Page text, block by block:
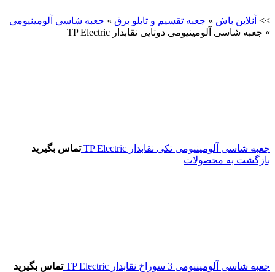
>> آنلاین باش » جعبه تقسیم و تابلو برق » جعبه شاسی آلومینیومی
» جعبه شاسی آلومینیومی دوتایی نقابدار TP Electric
جعبه شاسی آلومینیومی تکی نقابدار TP Electric
تماس بگیرید
بازگشت به محصولات
جعبه شاسی آلومینیومی 3 سوراخ نقابدار TP Electric تماس بگیرید